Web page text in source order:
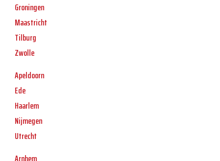
Groningen
Maastricht
Tilburg
Zwolle
Apeldoorn
Ede
Haarlem
Nijmegen
Utrecht